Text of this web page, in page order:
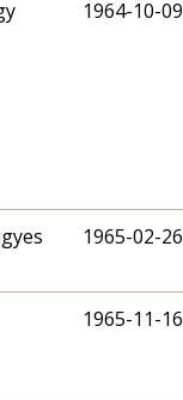
1964-10-09
1965-02-26
1965-11-16